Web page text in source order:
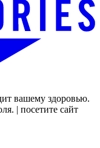
вашему здоровью.
| посетите сайт